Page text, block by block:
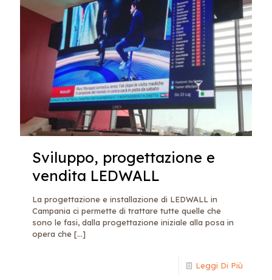
Sviluppo, progettazione e
vendita LEDWALL
La progettazione e installazione di LEDWALL in
Campania ci permette di trattare tutte quelle che
sono le fasi, dalla progettazione iniziale alla posa in
opera che […]
Leggi Di Più